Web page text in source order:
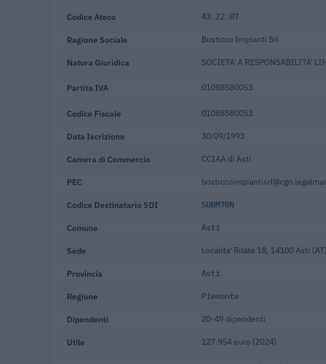
Codice Ateco 43.22.07
Ragione Sociale Bosticco Impianti Srl
Natura Giuridica SOCIETA' A RESPONSABILITA'
Partita IVA 01088580053
Codice Fiscale 01088580053
Data Iscrizione 30/09/1993
Camera di Commercio CCIAA di Asti
PEC
Codice Destinatario SDI SUBM70N
Comune Asti
Sede Localita' Rilate 18, 14100 Asti (AT)
Provincia Asti
Regione Piemonte
Dipendenti 20-49 dipendenti
Utile 127.954 euro (2024)